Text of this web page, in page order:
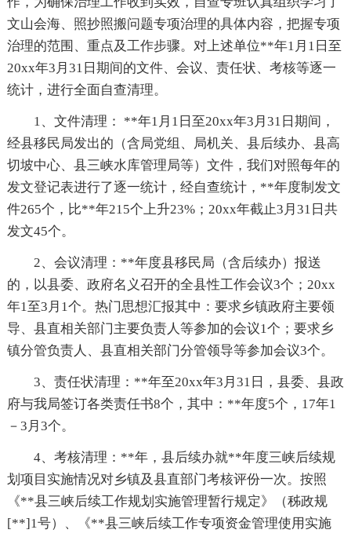
文山会海、照抄照搬问题专项治理的具体内容，把握专项
治理的范围、重点及工作步骤。对上述单位**年1月1日至
20xx年3月31日期间的文件、会议、责任状、考核等逐一
统计，进行全面自查清理。
1、文件清理： **年1月1日至20xx年3月31日期间，
经县移民局发出的（含局党组、局机关、县后续办、县高
切坡中心、县三峡水库管理局等）文件，我们对照每年的
发文登记表进行了逐一统计，经自查统计，**年度制发文
件265个，比**年215个上升23%；20xx年截止3月31日共
发文45个。
2、会议清理：**年度县移民局（含后续办）报送
的，以县委、政府名义召开的全县性工作会议3个；20xx
年1至3月1个。热门思想汇报其中：要求乡镇政府主要领
导、县直相关部门主要负责人等参加的会议1个；要求乡
镇分管负责人、县直相关部门分管领导等参加会议3个。
3、责任状清理：**年至20xx年3月31日，县委、县政
府与我局签订各类责任书8个，其中：**年度5个，17年1
－3月3个。
4、考核清理：**年，县后续办就**年度三峡后续规
划项目实施情况对乡镇及县直部门考核评份一次。按照
《**县三峡后续工作规划实施管理暂行规定》（秭政规
[**]1号）、《**县三峡后续工作专项资金管理使用实施